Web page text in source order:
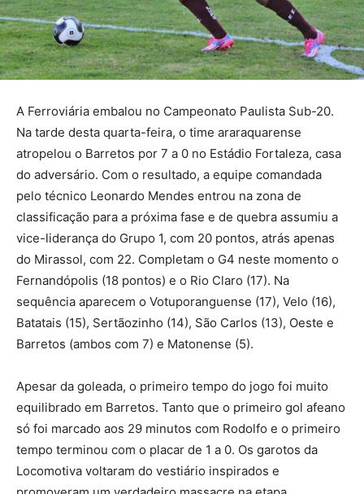
A Ferroviária embalou no Campeonato Paulista Sub-20.
Na tarde desta quarta-feira, o time araraquarense
atropelou o Barretos por 7 a 0 no Estádio Fortaleza, casa
do adversário. Com o resultado, a equipe comandada
pelo técnico Leonardo Mendes entrou na zona de
classificação para a próxima fase e de quebra assumiu a
vice-liderança do Grupo 1, com 20 pontos, atrás apenas
do Mirassol, com 22. Completam o G4 neste momento o
Fernandópolis (18 pontos) e o Rio Claro (17). Na
sequência aparecem o Votuporanguense (17), Velo (16),
Batatais (15), Sertãozinho (14), São Carlos (13), Oeste e
Barretos (ambos com 7) e Matonense (5).
Apesar da goleada, o primeiro tempo do jogo foi muito
equilibrado em Barretos. Tanto que o primeiro gol afeano
só foi marcado aos 29 minutos com Rodolfo e o primeiro
tempo terminou com o placar de 1 a 0. Os garotos da
Locomotiva voltaram do vestiário inspirados e